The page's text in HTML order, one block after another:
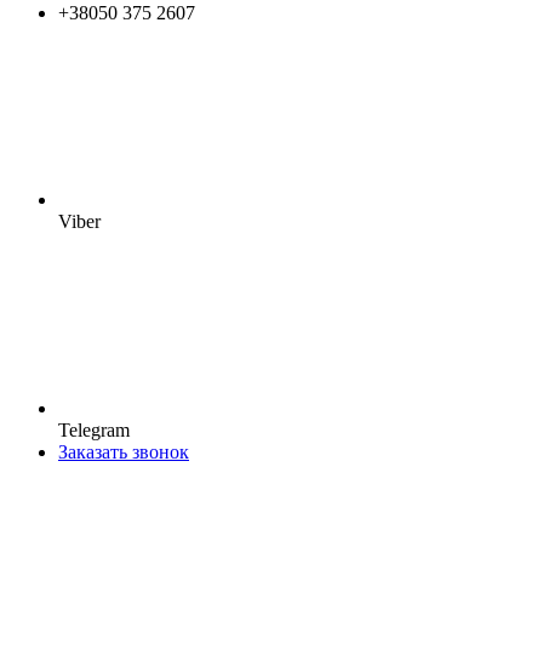
+38050 375 2607
Viber
Telegram
Заказать звонок